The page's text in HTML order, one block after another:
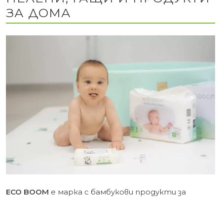
ЗА ДОМА
ECO BOOM е марка с бамбукови продукти за